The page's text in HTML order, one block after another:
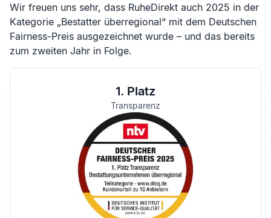
Wir freuen uns sehr, dass RuheDirekt auch 2025 in der
Kategorie „Bestatter überregional“ mit dem Deutschen
Fairness-Preis ausgezeichnet wurde – und das bereits
zum zweiten Jahr in Folge.
1. Platz
Transparenz